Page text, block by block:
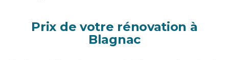
Prix de votre rénovation à
Blagnac